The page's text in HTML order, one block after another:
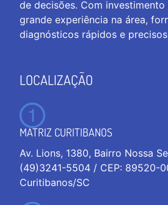
de decisões. Com
grande experiência na área,
diagnósticos rápidos e
LOCALIZAÇÃO
MATRIZ CURITIBANOS
Av. Lions, 1380, Bairro Nossa
(49)3241-5504 / CEP: 89520-
Curitibanos/SC